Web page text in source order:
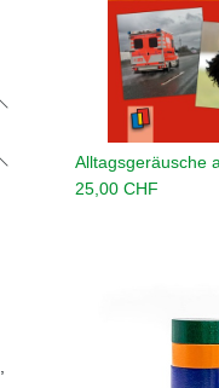
In den
Alltagsgeräusche
25,00CHF